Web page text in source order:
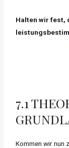
Halten wir fest,
7.1
Kommen wir nun